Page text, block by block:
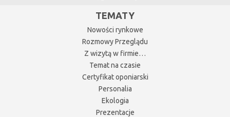
TEMATY
Nowości rynkowe
Rozmowy Przeglądu
Z wizytą w firmie…
Temat na czasie
Certyfikat oponiarski
Personalia
Ekologia
Prezentacje